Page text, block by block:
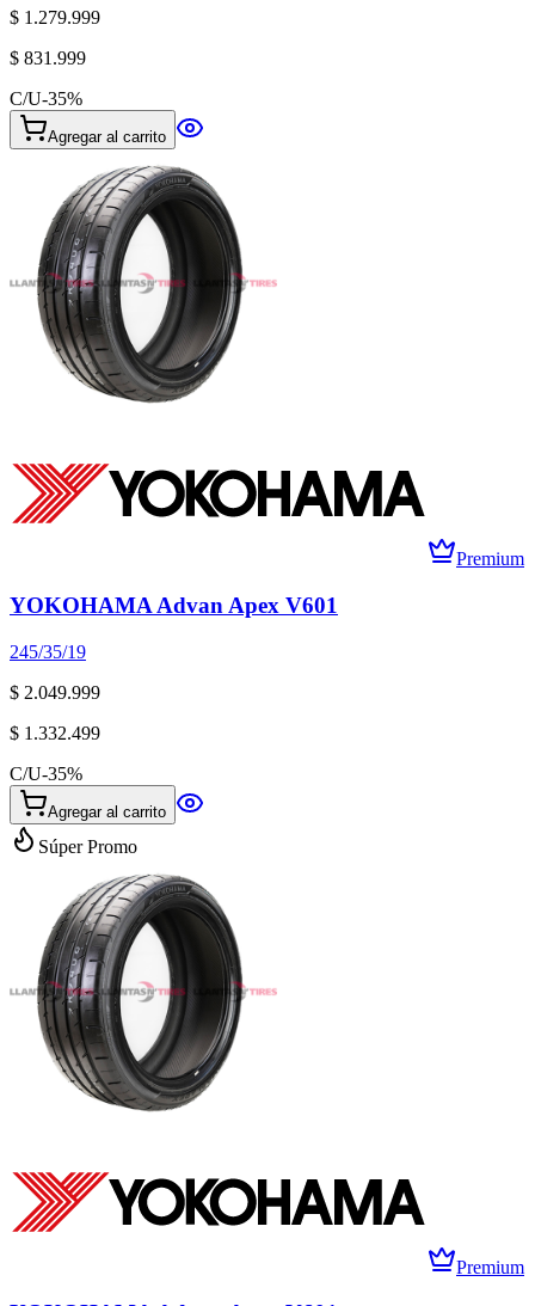
$ 1.279.999
$ 831.999
C/U-35%
Agregar al carrito
Premium
YOKOHAMA Advan Apex V601
245/35/19
$ 2.049.999
$ 1.332.499
C/U-35%
Agregar al carrito
Súper Promo
Premium